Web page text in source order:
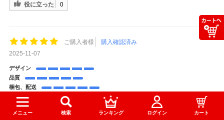
役に立った 0
ご購入者様
購入確認済み
2025-11-07
デザイン
品質
梱包、配送
色見もきれいで、座り心地も大満足です！
色見もきれいで、座り心地も大満足です！
メニュー 検索 ランキング ログイン カート